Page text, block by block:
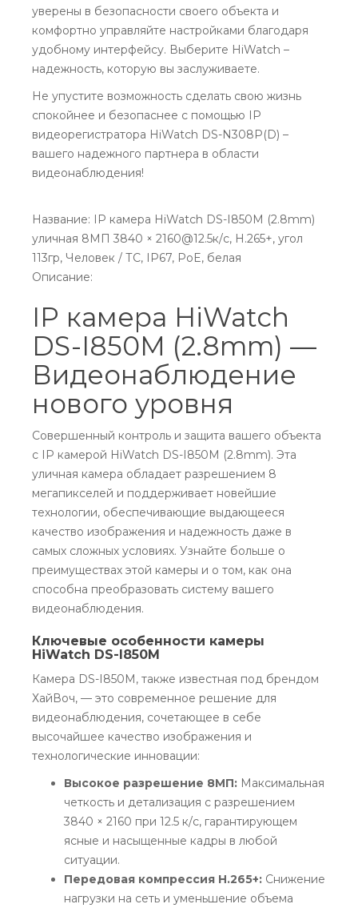
уверены в безопасности своего объекта и
комфортно управляйте настройками благодаря
удобному интерфейсу. Выберите HiWatch –
надежность, которую вы заслуживаете.
Не упустите возможность сделать свою жизнь
спокойнее и безопаснее с помощью IP
видеорегистратора HiWatch DS-N308P(D) –
вашего надежного партнера в области
видеонаблюдения!
Название: IP камера HiWatch DS-I850M (2.8mm)
уличная 8МП 3840 × 2160@12.5к/с, H.265+, угол
113гр, Человек / ТС, IP67, PoE, белая
Описание:
IP камера HiWatch
DS-I850M (2.8mm) —
Видеонаблюдение
нового уровня
Совершенный контроль и защита вашего объекта
с IP камерой HiWatch DS-I850M (2.8mm). Эта
уличная камера обладает разрешением 8
мегапикселей и поддерживает новейшие
технологии, обеспечивающие выдающееся
качество изображения и надежность даже в
самых сложных условиях. Узнайте больше о
преимуществах этой камеры и о том, как она
способна преобразовать систему вашего
видеонаблюдения.
Ключевые особенности камеры
HiWatch DS-I850M
Камера DS-I850M, также известная под брендом
ХайВоч, — это современное решение для
видеонаблюдения, сочетающее в себе
высочайшее качество изображения и
технологические инновации:
Высокое разрешение 8МП: Максимальная
четкость и детализация с разрешением
3840 × 2160 при 12.5 к/с, гарантирующем
ясные и насыщенные кадры в любой
ситуации.
Передовая компрессия H.265+: Снижение
нагрузки на сеть и уменьшение объема